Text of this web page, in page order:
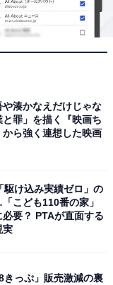
「日本最大の杉の
や湊かなえだけじゃな
と罪」を描く『映画ち
から強く連想した映画
駆け込み実績ゼロ」の
こども110番の家」
必要？ PTAが直面する
実
きっぷ」販売激減の裏